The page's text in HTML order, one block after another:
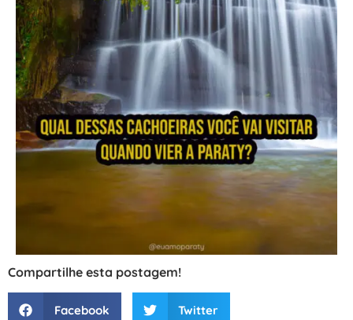
Compartilhe esta postagem!
Facebook Twitter